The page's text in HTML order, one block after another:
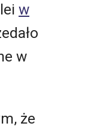
w
w
że